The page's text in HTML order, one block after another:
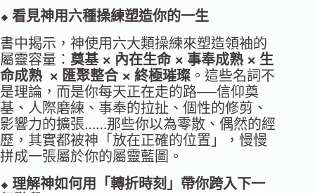
⬥ 看見神用六種操練塑造你的一生
書中揭示，神使用六大類操練來塑造領袖的
屬靈容量： 奠基 × 內在生命 × 事奉成熟 × 生
命成熟 × 匯聚整合 × 終極璀璨 。這些名詞不
是理論，而是你每天正在走的路──信仰奠
基、人際磨練、事奉的拉扯、個性的修剪、
影響力的擴張……那些你以為零散、偶然的經
歷，其實都被神「放在正確的位置」，慢慢
拼成一張屬於你的屬靈藍圖。
⬥ 理解神如何用「轉折時刻」帶你跨入下一